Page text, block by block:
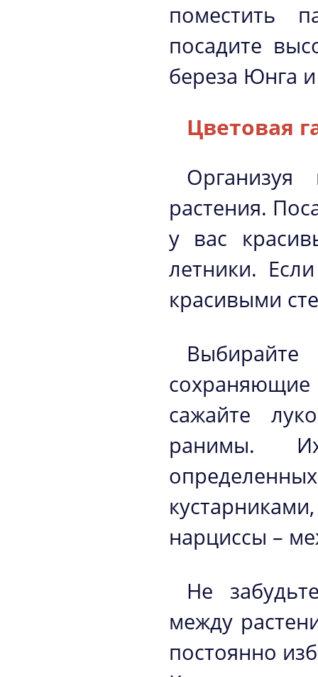
поместить
посадите
береза Юнга
Цветовая
Организуя
растения.
у вас
летники.
красивыми
сажайте
ранимы.
нарциссы –
Не
между
постоянно